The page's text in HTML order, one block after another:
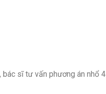
bác sĩ tư vấn phương án nhổ 4